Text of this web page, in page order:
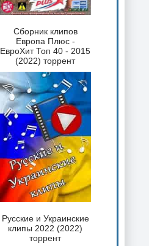
Сборник клипов
Европа Плюс -
ЕвроХит Топ 40 - 2015
(2022) торрент
Русские и Украинские
клипы 2022 (2022)
торрент